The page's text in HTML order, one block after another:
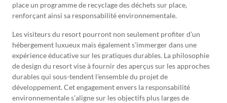
place un programme de recyclage des déchets sur place,
renforçant ainsi sa responsabilité environnementale.
Les visiteurs du resort pourront non seulement profiter d’un
hébergement luxueux mais également s’immerger dans une
expérience éducative sur les pratiques durables. La philosophie
de design du resort vise à fournir des aperçus sur les approches
durables qui sous-tendent l’ensemble du projet de
développement. Cet engagement envers la responsabilité
environnementale s’aligne sur les objectifs plus larges de